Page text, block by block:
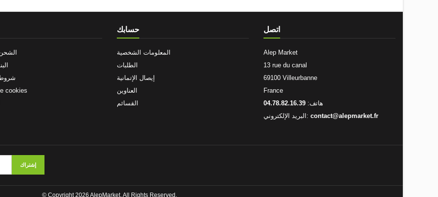
شروط
cookies
حسابك
المعلومات الشخصية
الطلبات
إيصال الإتمانية
العناوين
القسائم
اتصل
Alep Market
13 rue du canal
69100 Villeurbanne
France
هاتف: 04.78.82.16.39
البريد الإلكتروني: contact@alepmarket.fr
© Copyright 2026 AlepMarket. All Rights Reserved.